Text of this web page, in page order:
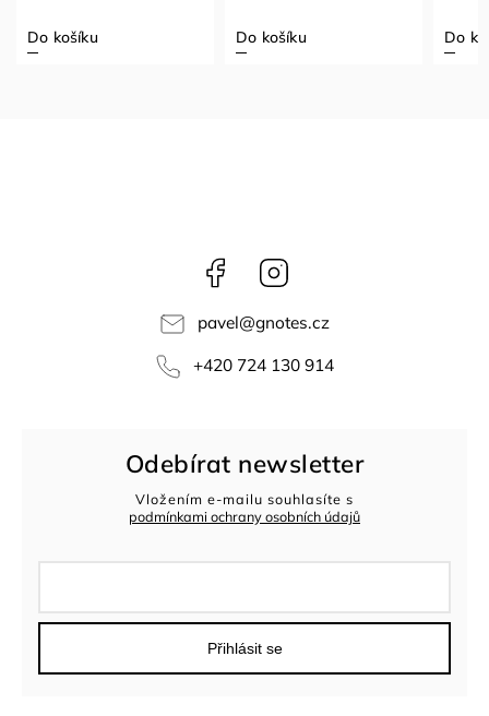
Do košíku Do košíku Do
Facebook
pavel@gnotes.cz
+420 724 130 914
Odebírat newsletter
Vložením e-mailu souhlasíte s
podmínkami ochrany osobních údajů
Přihlásit se